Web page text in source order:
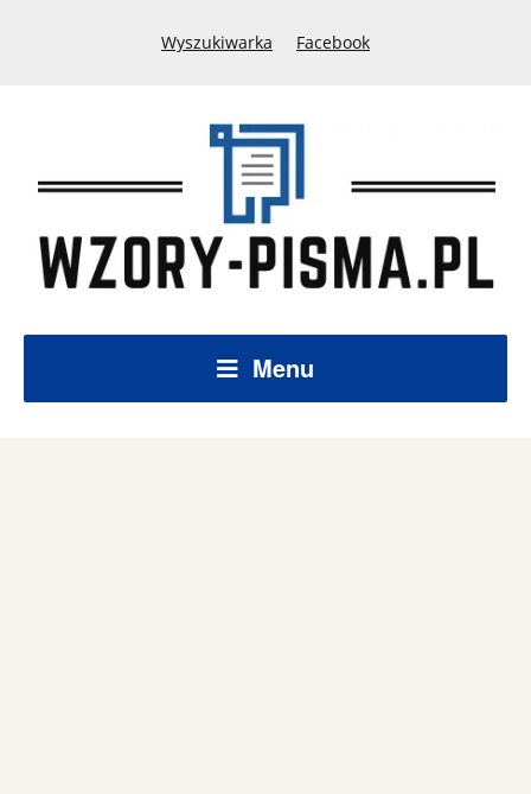
Wyszukiwarka Facebook
Menu